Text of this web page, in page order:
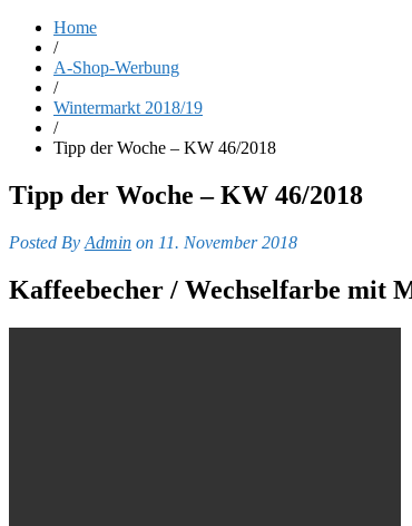
Home
/
A-Shop-Werbung
/
Wintermarkt 2018/19
/
Tipp der Woche – KW 46/2018
Tipp der Woche – KW 46/2018
Posted By Admin on 11. November 2018
Kaffeebecher / Wechselfarbe mit